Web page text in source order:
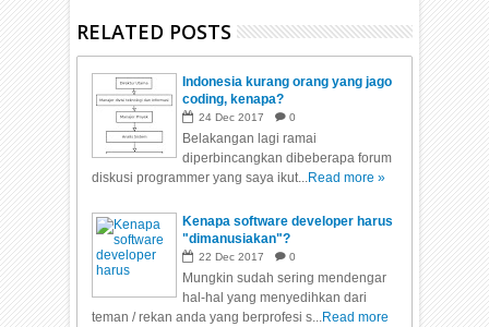
RELATED POSTS
Indonesia kurang orang yang jago
coding, kenapa?
24 Dec 2017 0
Belakangan lagi ramai
diperbincangkan dibeberapa forum
diskusi programmer yang saya ikut...Read more »
Kenapa software developer harus
"dimanusiakan"?
22 Dec 2017 0
Mungkin sudah sering mendengar
hal-hal yang menyedihkan dari
teman / rekan anda yang berprofesi s...Read more